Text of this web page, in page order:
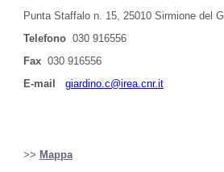
Punta Staffalo n. 15, 25010 Sirmione del
Telefono 030 916556
Fax 030 916556
E-mail
giardino.c@irea.cnr.it
>> Mappa